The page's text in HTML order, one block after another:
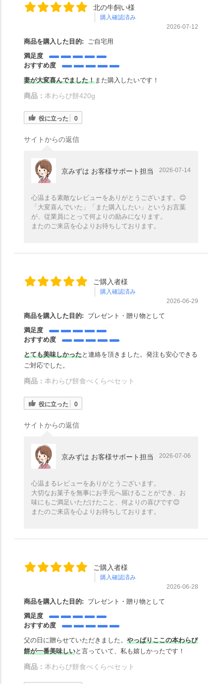
北の牛飼い様
購入確認済み
2026-07-12
商品を購入した目的:
ご自宅用
満足度
おすすめ度
妻が大変喜んでました！ また購入したいです！
商品： 本わらび餅420g
役に立った 0
サイトからの返信
京みずは お客様サポート担当 2026-07-14
心温まる素敵なレビューをありがとうございます。😊
「大変喜んでいた」「また購入したい」というお言葉
が、従業員にとって何よりの励みになります。
またのご来店を心よりお待ちしております。
ご購入者様
購入確認済み
2026-06-29
商品を購入した目的:
プレゼント・贈り物として
満足度
おすすめ度
とても美味しかったと連絡を頂きました。発注も安心できる
ご対応でした。
商品： 本わらび餅食べくらべセット
役に立った 0
サイトからの返信
京みずは お客様サポート担当 2026-07-06
心温まるレビューをありがとうございます。
大切なお菓子を無事にお手元へ届けることができ、お
味にもご満足いただけたこと、何よりの喜びです😊
またのご来店を心よりお待ちしております。
ご購入者様
購入確認済み
2026-06-28
商品を購入した目的:
プレゼント・贈り物として
満足度
おすすめ度
父の日に贈らせていただきました。 やっぱりここの本わらび
餅が一番美味しいと言っていて、私も嬉しかったです！
商品： 本わらび餅食べくらべセット